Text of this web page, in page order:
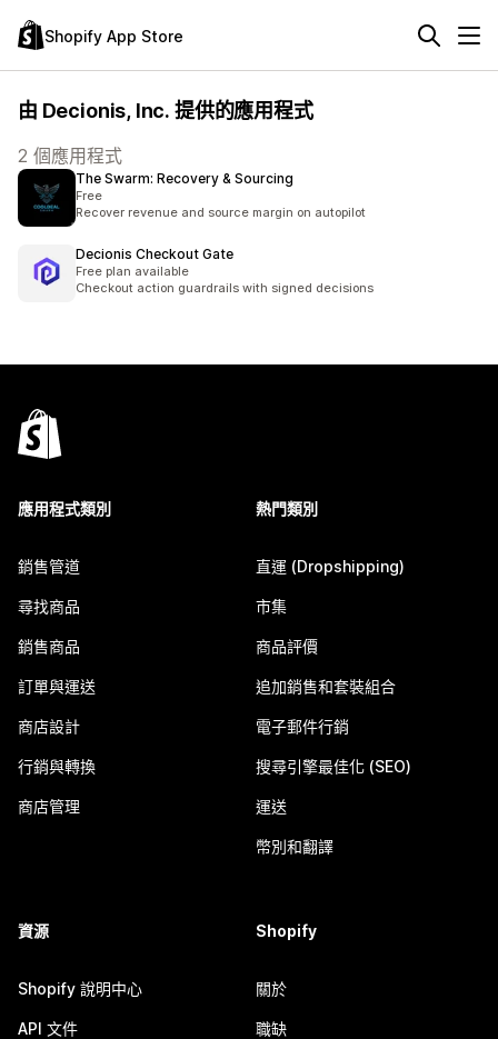
Shopify App Store
由 Decionis, Inc. 提供的應用程式
2 個應用程式
The Swarm: Recovery & Sourcing
Free
Recover revenue and source margin on autopilot
Decionis Checkout Gate
Free plan available
Checkout action guardrails with signed decisions
應用程式類別
銷售管道
尋找商品
銷售商品
訂單與運送
商店設計
行銷與轉換
商店管理
熱門類別
直運 (Dropshipping)
市集
商品評價
追加銷售和套裝組合
電子郵件行銷
搜尋引擎最佳化 (SEO)
運送
幣別和翻譯
資源
Shopify 說明中心
API 文件
Shopify
關於
職缺